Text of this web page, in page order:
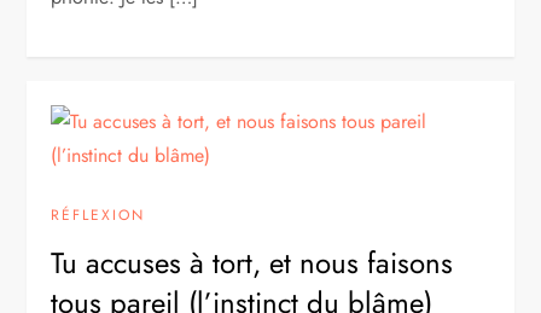
RÉFLEXION
Tu accuses à tort, et nous faisons
tous pareil (l’instinct du blâme)